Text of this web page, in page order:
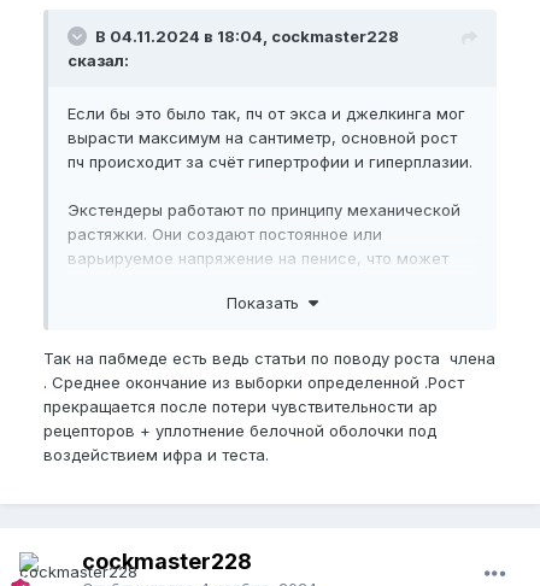
В 04.11.2024 в 18:04, cockmaster228
сказал:
Если бы это было так, пч от экса и джелкинга мог
вырасти максимум на сантиметр, основной рост
пч происходит за счёт гипертрофии и гиперплазии.
Экстендеры работают по принципу механической
растяжки. Они создают постоянное или
варьируемое напряжение на пенисе, что может
процесс называется механическим стрессом,
восстановления. Во время восстановления ткани,
как правило, происходит:
Гиперплазия клеток (увеличение числа клеток).
Гипертрофия клеток (увеличение размера клеток).
Ну так это и происходит за счёт деления клеток)))
Показать
Так на пабмеде есть ведь статьи по поводу роста члена
. Среднее окончание из выборки определенной .Рост
прекращается после потери чувствительности ар
рецепторов + уплотнение белочной оболочки под
воздействием ифра и теста.
cockmaster228